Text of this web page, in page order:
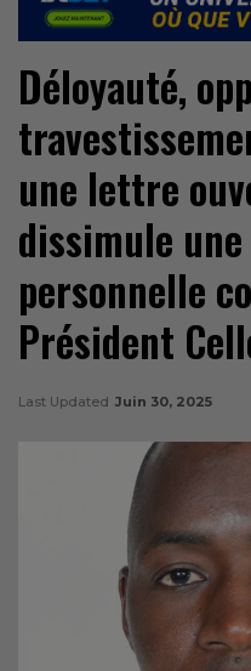
Déloyauté,
une lettre
dissimule
personnelle
Président
Last Updated Juin 30, 2025